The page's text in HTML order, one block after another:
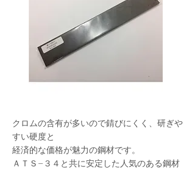
クロムの含有が多いので錆びにくく、研ぎや
すい硬度と
経済的な価格が魅力の鋼材です。
ＡＴＳ−３４と共に安定した人気のある鋼材